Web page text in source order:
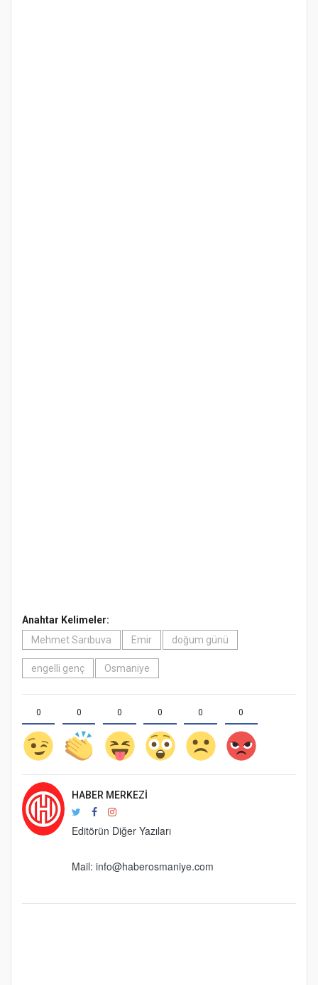
Anahtar Kelimeler:
Mehmet Sarıbuva
Emir doğum günü
engelli genç Osmaniye
0 0 0 0 0 0
HABER MERKEZI
Editörün Diğer Yazıları
Mail: info@haberosmaniye.com